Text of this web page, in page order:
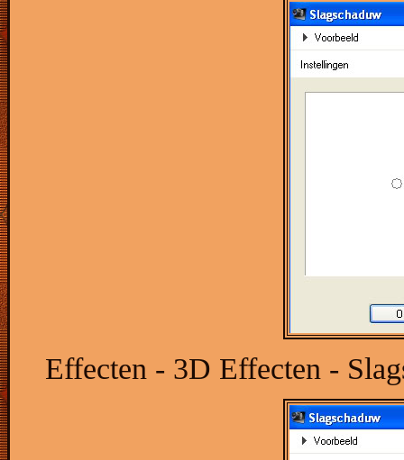
Effecten - 3D Effecten -